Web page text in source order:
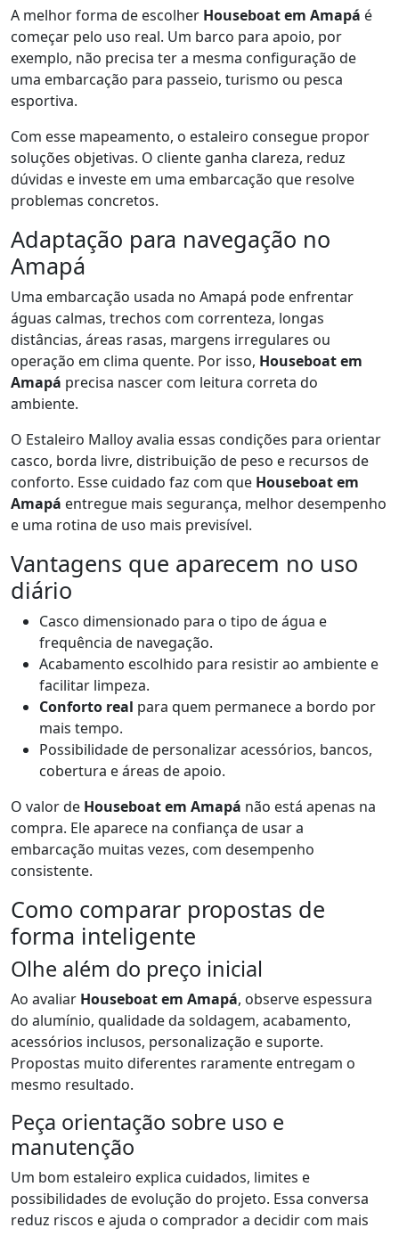
A melhor forma de escolher Houseboat em Amapá é
começar pelo uso real. Um barco para apoio, por
exemplo, não precisa ter a mesma configuração de
uma embarcação para passeio, turismo ou pesca
esportiva.
Com esse mapeamento, o estaleiro consegue propor
soluções objetivas. O cliente ganha clareza, reduz
dúvidas e investe em uma embarcação que resolve
problemas concretos.
Adaptação para navegação no
Amapá
Uma embarcação usada no Amapá pode enfrentar
águas calmas, trechos com correnteza, longas
distâncias, áreas rasas, margens irregulares ou
operação em clima quente. Por isso, Houseboat em
Amapá precisa nascer com leitura correta do
ambiente.
O Estaleiro Malloy avalia essas condições para orientar
casco, borda livre, distribuição de peso e recursos de
conforto. Esse cuidado faz com que Houseboat em
Amapá entregue mais segurança, melhor desempenho
e uma rotina de uso mais previsível.
Vantagens que aparecem no uso
diário
Casco dimensionado para o tipo de água e
frequência de navegação.
Acabamento escolhido para resistir ao ambiente e
facilitar limpeza.
Conforto real para quem permanece a bordo por
mais tempo.
Possibilidade de personalizar acessórios, bancos,
cobertura e áreas de apoio.
O valor de Houseboat em Amapá não está apenas na
compra. Ele aparece na confiança de usar a
embarcação muitas vezes, com desempenho
consistente.
Como comparar propostas de
forma inteligente
Olhe além do preço inicial
Ao avaliar Houseboat em Amapá, observe espessura
do alumínio, qualidade da soldagem, acabamento,
acessórios inclusos, personalização e suporte.
Propostas muito diferentes raramente entregam o
mesmo resultado.
Peça orientação sobre uso e
manutenção
Um bom estaleiro explica cuidados, limites e
possibilidades de evolução do projeto. Essa conversa
reduz riscos e ajuda o comprador a decidir com mais